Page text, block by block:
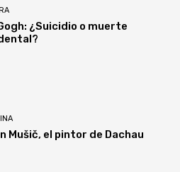
¿Suicidio o muerte
Mušič, el pintor de Dachau